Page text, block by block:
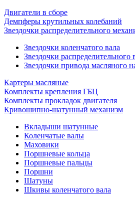
Двигатели в сборе
Демпферы крутильных колебаний
Звездочки распределительного
Звездочки коленчатого вала
Звездочки распределительного
Звездочки привода масляного
Картеры масляные
Комплекты крепления ГБЦ
Комплекты прокладок двигателя
Кривошипно-шатунный механизм
Вкладыши шатунные
Коленчатые валы
Маховики
Поршневые кольца
Поршневые пальцы
Поршни
Шатуны
Шкивы коленчатого вала